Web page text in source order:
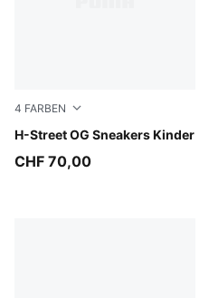
4 FARBEN
H-Street OG Sneakers Kinder
Light Lavender-PUMA Black
CHF 70,00